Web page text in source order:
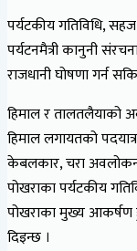
पर्यटकीय गतिविधि,
पर्यटनमैत्री कानुनी
राजधानी घोषणा गर्न
हिमाल र तालतलैयाको
हिमाल लगायतको
केबलकार, चरा
पोखराका पर्यटकीय
पोखराका मुख्य आकर्षण
दिइन्छ ।